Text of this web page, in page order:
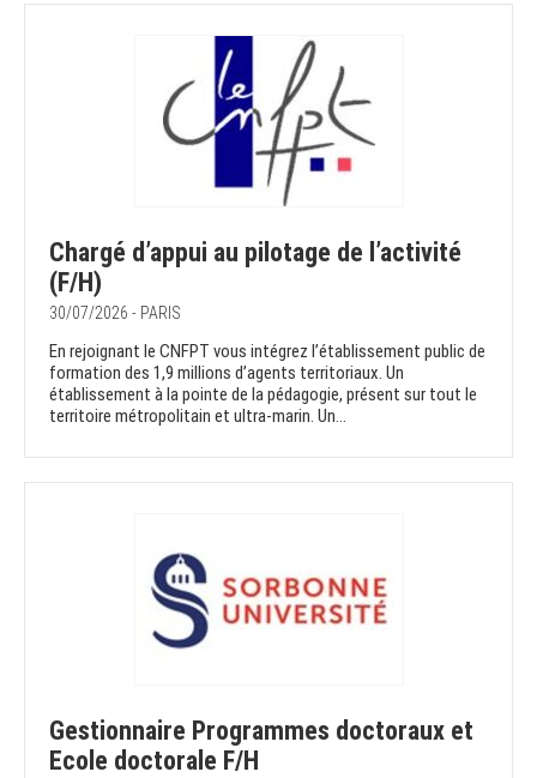
Chargé d’appui au pilotage de l’activité
(F/H)
30/07/2026 - PARIS
En rejoignant le CNFPT vous intégrez l’établissement public de
formation des 1,9 millions d’agents territoriaux. Un
établissement à la pointe de la pédagogie, présent sur tout le
territoire métropolitain et ultra-marin. Un...
Gestionnaire Programmes doctoraux et
Ecole doctorale F/H